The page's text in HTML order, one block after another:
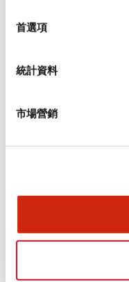
首選項
統計資料
市場營銷
功能規格
機械規格
型錄和宣傳手冊 CAD檔